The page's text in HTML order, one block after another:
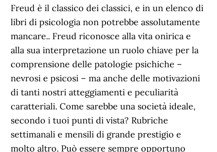
Freud è il classico dei classici, e in un elenco di
libri di psicologia non potrebbe assolutamente
mancare.. Freud riconosce alla vita onirica e
alla sua interpretazione un ruolo chiave per la
comprensione delle patologie psichiche –
nevrosi e psicosi – ma anche delle motivazioni
di tanti nostri atteggiamenti e peculiarità
caratteriali. Come sarebbe una società ideale,
secondo i tuoi punti di vista? Rubriche
settimanali e mensili di grande prestigio e
molto altro. Può essere sempre opportuno